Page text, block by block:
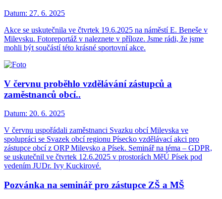
Datum: 27. 6. 2025
Akce se uskutečnila ve čtvrtek 19.6.2025 na náměstí E. Beneše v
Milevsku. Fotoreportáž v naleznete v příloze. Jsme rádi, že jsme
mohli být součástí této krásné sportovní akce.
V červnu proběhlo vzdělávání zástupců a
zaměstnanců obcí..
Datum: 20. 6. 2025
V červnu uspořádali zaměstnanci Svazku obcí Milevska ve
spolupráci se Svazek obcí regionu Písecko vzdělávací akci pro
zástupce obcí z ORP Milevsko a Písek. Seminář na téma – GDPR,
se uskutečnil ve čtvrtek 12.6.2025 v prostorách MěÚ Písek pod
vedením JUDr. Ivy Kuckirové.
Pozvánka na seminář pro zástupce ZŠ a MŠ